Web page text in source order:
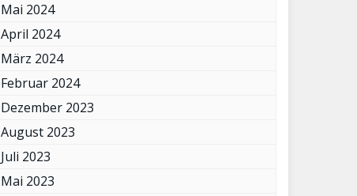
Mai 2024
April 2024
März 2024
Februar 2024
Dezember 2023
August 2023
Juli 2023
Mai 2023